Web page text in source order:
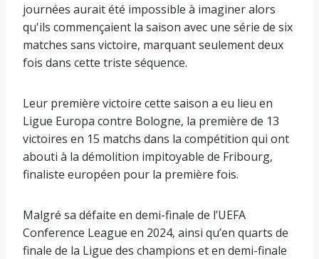
journées aurait été impossible à imaginer alors
qu'ils commençaient la saison avec une série de six
matches sans victoire, marquant seulement deux
fois dans cette triste séquence.
Leur première victoire cette saison a eu lieu en
Ligue Europa contre Bologne, la première de 13
victoires en 15 matchs dans la compétition qui ont
abouti à la démolition impitoyable de Fribourg,
finaliste européen pour la première fois.
Malgré sa défaite en demi-finale de l’UEFA
Conference League en 2024, ainsi qu’en quarts de
finale de la Ligue des champions et en demi-finale